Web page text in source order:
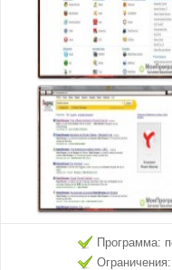
Программа: